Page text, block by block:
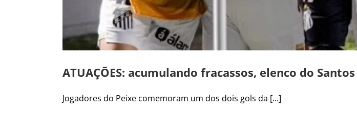
ATUAÇÕES: acumulando fracassos, elenco do
Jogadores do Peixe comemoram um dos dois gols da [...]